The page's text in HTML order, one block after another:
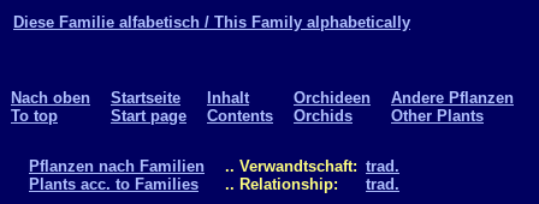
Diese Familie alfabetisch / This Family alphabetically
Nach oben
To top
Startseite
Start page
Inhalt
Contents
Orchideen
Orchids
Andere Pflanzen
Other Plants
Pflanzen nach Familien
Plants acc. to Families
.. Verwandtschaft:
.. Relationship:
trad.
trad.